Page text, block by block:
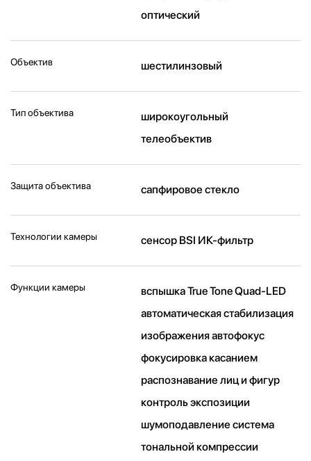
оптический
Объектив шестилинзовый
Тип объектива
широкоугольный
телеобъектив
Защита объектива сапфировое стекло
Технологии камеры cенсор BSI ИК-фильтр
Функции камеры
вспышка True Tone Quad-LED
автоматическая стабилизация
изображения автофокус
фокусировка касанием
распознавание лиц и фигур
контроль экспозиции
шумоподавление система
тональной компрессии